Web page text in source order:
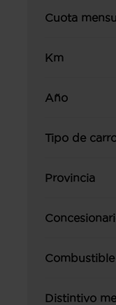
Cuota
Km
Año
Tipo de
Provincia
Combustible
Distintivo